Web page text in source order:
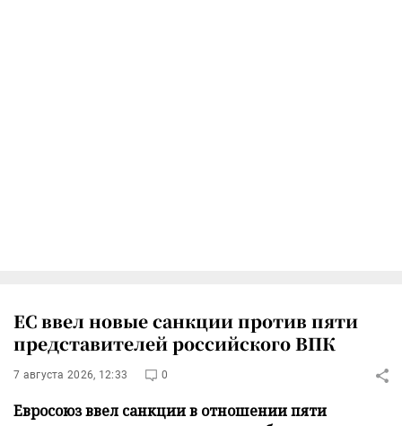
ЕС ввел новые санкции против пяти
представителей российского ВПК
7 августа 2026, 12:33 0
Евросоюз ввел санкции в отношении пяти